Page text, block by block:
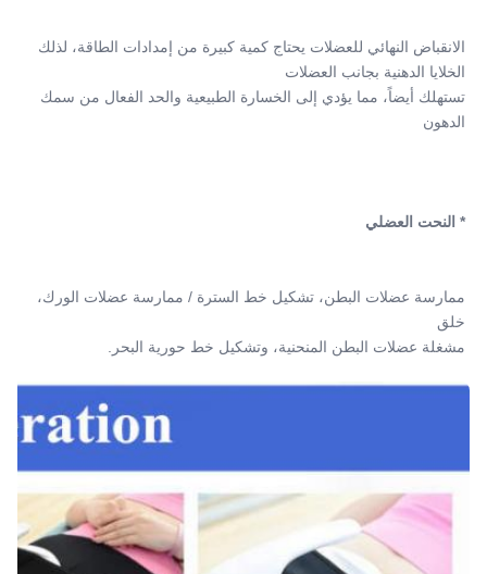
الخلايا الدهنية بجانب العضلات
الدهون
* النحت العضلي
خلق
مشغلة عضلات البطن المنحنية، وتشكيل خط حورية البحر.